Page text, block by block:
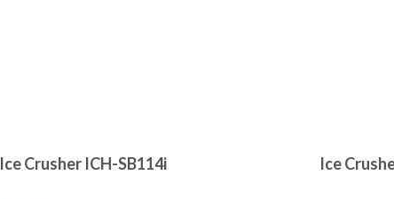
Ice Crusher ICH-SB114i Ice